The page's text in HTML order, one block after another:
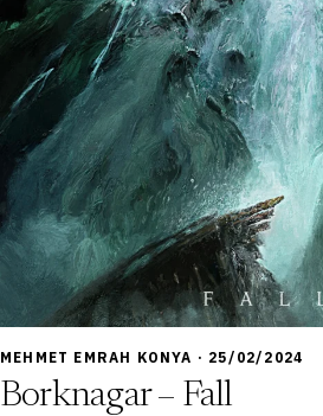
9,0
MEHMET EMRAH KONYA · 25/02/2024
Borknagar – Fall